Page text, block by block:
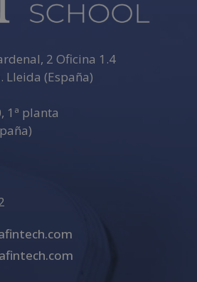
2 Oficina 1.4
. Lleida (España)
1ª planta